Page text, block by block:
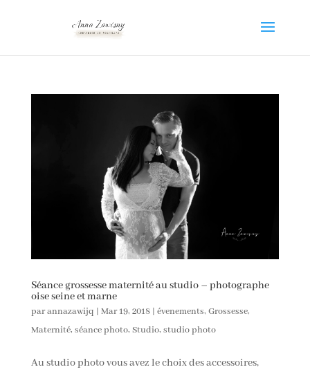
Séance grossesse maternité au studio – photographe
oise seine et marne
parannazawijq | Mar 19, 2018| évenements, Grossesse,
Maternité, séance photo, Studio, studio photo
Au studio photo vous avez le choix des accessoires,